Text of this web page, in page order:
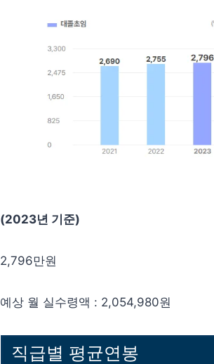
(2023년 기준)
2,796만원
예상 월 실수령액 : 2,054,980원
직급별 평균연봉